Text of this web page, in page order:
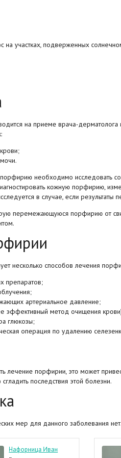
на участках, подверженных
на приеме врача-дерматолога
необходимо исследовать
кожную порфирию,
в случае, если результаты
перемежающуюся порфирию от
несколько способов лечения
препаратов;
артериальное давление;
эффективный метод очищения
глюкозы;
операция по удалению
лечение порфирии, это может
последствия этой болезни.
мер для данного заболевания нет.
Нафорница Иван